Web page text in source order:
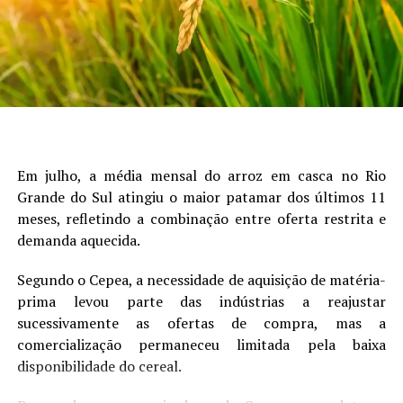
UP NEXT
Movimentação de grãos e farelos da VLI sobe 10% no
primeiro semestre de 2025 – MAIS SOJA
DON'T MISS
Safra total de soja no Paraguai é estimada em mais de
Em julho, a média mensal do arroz em casca no Rio
Grande do Sul atingiu o maior patamar dos últimos 11
meses, refletindo a combinação entre oferta restrita e
demanda aquecida.
Segundo o Cepea, a necessidade de aquisição de matéria-
prima levou parte das indústrias a reajustar
sucessivamente as ofertas de compra, mas a
comercialização permaneceu limitada pela baixa
disponibilidade do cereal.